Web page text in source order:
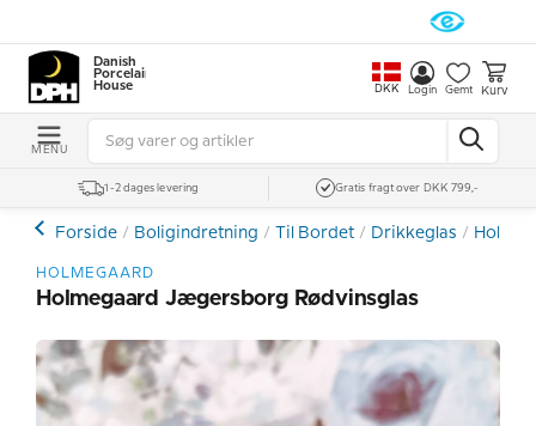
Danish
Porcelain
House
DKK Login Gemt Kurv
MENU
1-2 dages levering Gratis fragt over DKK 799,-
Forside Boligindretning Til Bordet Drikkeglas
HOLMEGAARD
Holmegaard Jægersborg Rødvinsglas